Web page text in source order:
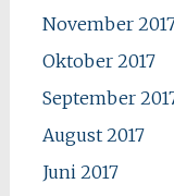
November
Oktober 2017
September
August 2017
Juni 2017